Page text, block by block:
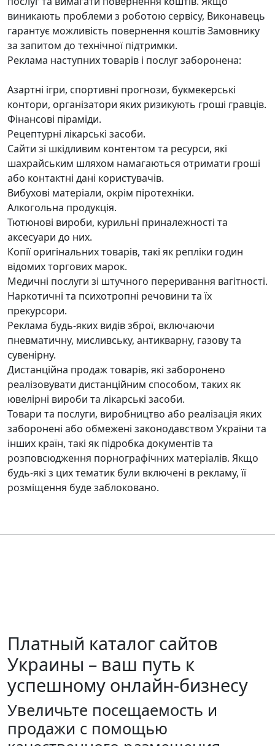
виникають проблеми з роботою сервісу, Виконавець
гарантує можливість повернення коштів Замовнику
за запитом до технічної підтримки.
Реклама наступних товарів і послуг заборонена:
Азартні ігри, спортивні прогнози, букмекерські
контори, організатори яких ризикують гроші гравців.
Фінансові піраміди.
Рецептурні лікарські засоби.
Сайти зі шкідливим контентом та ресурси, які
шахрайським шляхом намагаються отримати гроші
або контактні дані користувачів.
Вибухові матеріали, окрім піротехніки.
Алкогольна продукція.
Тютюнові вироби, курильні приналежності та
аксесуари до них.
Копії оригінальних товарів, такі як репліки годин
відомих торгових марок.
Медичні послуги зі штучного переривання вагітності.
Наркотичні та психотропні речовини та їх
прекурсори.
Реклама будь-яких видів зброї, включаючи
пневматичну, мисливську, антикварну, газову та
сувенірну.
Дистанційна продаж товарів, які заборонено
реалізовувати дистанційним способом, таких як
ювелірні вироби та лікарські засоби.
Товари та послуги, виробництво або реалізація яких
заборонені або обмежені законодавством України та
інших країн, такі як підробка документів та
розповсюдження порнографічних матеріалів. Якщо
будь-які з цих тематик були включені в рекламу, її
розміщення буде заблоковано.
Платный каталог сайтов
Украины – ваш путь к
успешному онлайн-бизнесу
Увеличьте посещаемость и
продажи с помощью